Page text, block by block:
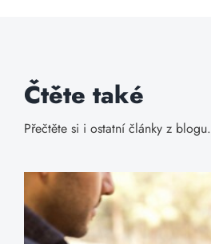
Čtěte také
Přečtěte si i ostatní články z blogu.